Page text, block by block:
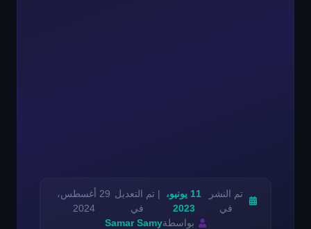
تم النشر
في
11 يونيو،
2023
| تم التعديل
في
29 أغسطس،
2024
بواسطةSamar Samy